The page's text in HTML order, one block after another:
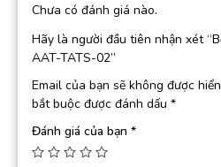
Chưa có đánh giá nào.
Hãy là người đầu tiên nhận xét
AAT-TATS-02”
Email của bạn sẽ không được
bắt buộc được đánh dấu *
Đánh giá của bạn *